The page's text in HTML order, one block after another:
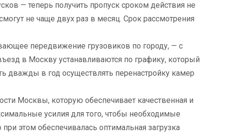
— теперь получить пропуск сроком действия не
не чаще двух раз в месяц. Срок рассмотрения
передвижение грузовиков по городу, — с
в Москву устанавливаются по графику, который
дважды в год осуществлять перенастройку камер
Москвы, которую обеспечивает качественная и
усилия для того, чтобы необходимые
этом обеспечивалась оптимальная загрузка